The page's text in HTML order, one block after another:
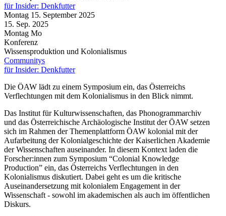
für Insider: Denkfutter
Montag 15. September 2025
15. Sep. 2025
Montag Mo
Konferenz
Wissensproduktion und Kolonialismus
Communitys
für Insider: Denkfutter
Die ÖAW lädt zu einem Symposium ein, das Österreichs
Verflechtungen mit dem Kolonialismus in den Blick nimmt.
Das Institut für Kulturwissenschaften, das Phonogrammarchiv
und das Österreichische Archäologische Institut der ÖAW setzen
sich im Rahmen der Themenplattform ÖAW kolonial mit der
Aufarbeitung der Kolonialgeschichte der Kaiserlichen Akademie
der Wissenschaften auseinander. In diesem Kontext laden die
Forscher:innen zum Symposium “Colonial Knowledge
Production” ein, das Österreichs Verflechtungen in den
Kolonialismus diskutiert. Dabei geht es um die kritische
Auseinandersetzung mit kolonialem Engagement in der
Wissenschaft - sowohl im akademischen als auch im öffentlichen
Diskurs.